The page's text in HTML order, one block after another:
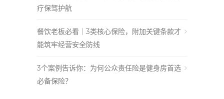
疗保驾护航
餐饮老板必看｜3类核心保险，附加关键条款才
能筑牢经营安全防线
3个案例告诉你：为何公众责任险是健身房首选
必备保险？